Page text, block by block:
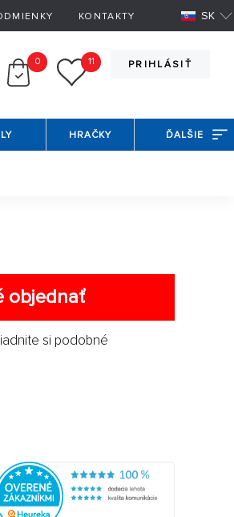
KONTAKTY SK
PRIHLÁSIŤ
0 11
HRAČKY ĎALŠIE
objednať
si podobné